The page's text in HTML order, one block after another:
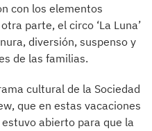
con los elementos
parte, el circo ‘La Luna’
diversión, suspenso y
de las familias.
cultural de la Sociedad
que en estas vacaciones
abierto para que la